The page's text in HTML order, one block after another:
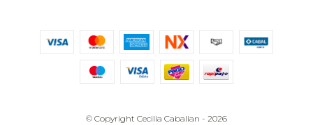
© Copyright Cecilia Cabalian - 2026